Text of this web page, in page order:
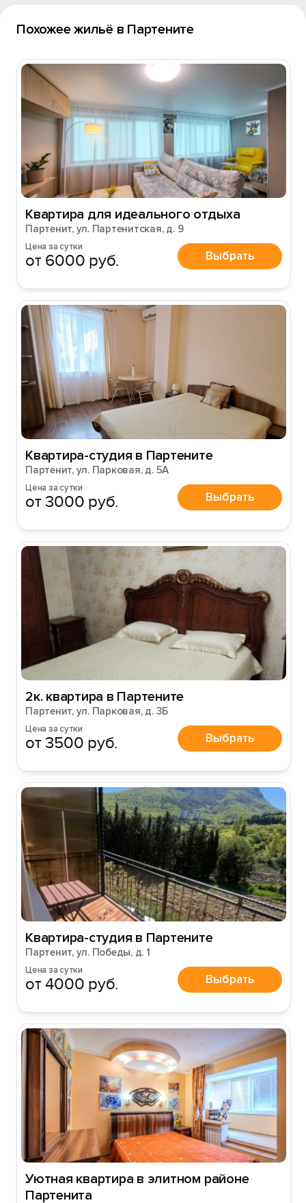
Похожее жильё в Партените
Квартира для идеального отдыха
Партенит, ул. Партенитская, д. 9
Цена за сутки
от 6000 руб. Выбрать
Квартира-студия в Партените
Партенит, ул. Парковая, д. 5А
Цена за сутки
от 3000 руб. Выбрать
2к. квартира в Партените
Партенит, ул. Парковая, д. 3Б
Цена за сутки
от 3500 руб. Выбрать
Квартира-студия в Партените
Партенит, ул. Победы, д. 1
Цена за сутки
от 4000 руб. Выбрать
Уютная квартира в элитном районе
Партенита
Вход на сайт
Войти илиЗарегистрироваться
Войти
Войти с помощью